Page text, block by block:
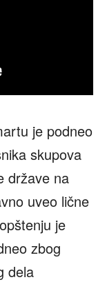
je podneo
skupova
države na
uveo lične
je
zbog
dela